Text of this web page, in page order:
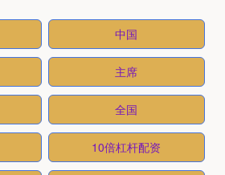
中国
主席
全国
10倍杠杆配资